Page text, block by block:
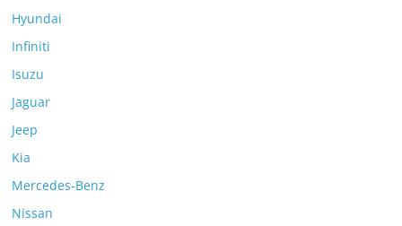
Hyundai
Infiniti
Isuzu
Jaguar
Jeep
Kia
Mercedes-Benz
Nissan